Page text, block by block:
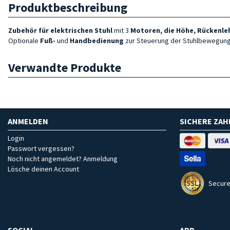
Produktbeschreibung
Zubehör für elektrischen Stuhlmit 3 Motoren, die Höhe,
Optionale Fuß- und Handbedienung zur Steuerung der
Verwandte Produkte
ANMELDEN
Login
Passwort vergessen?
Noch nicht angemeldet? Anmeldung
Lösche deinen Account
SICHERE